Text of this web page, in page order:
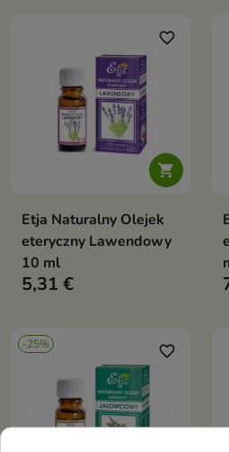

favorite_border
Etja Naturalny Olejek
eteryczny Lawendowy
10 ml
5,31 €
-25% favorite_border